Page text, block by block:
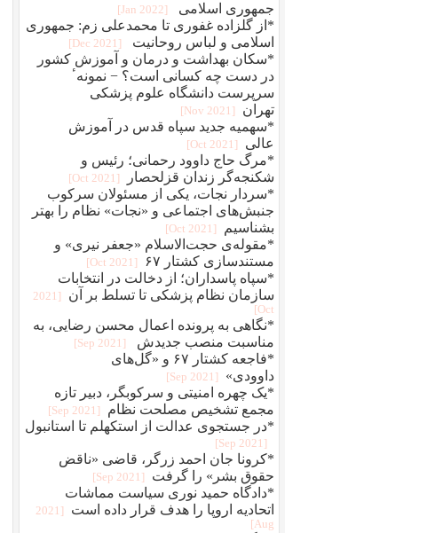
جمهوری اسلامی
[2022 Jan]
*از گلزاده غفوری تا محمدعلی زم: جمهوری
اسلامی و لباس روحانیت
[2021 Dec]
*سکان بهداشت و درمان و آموزش کشور
در دست چه کسانی است؟ − نمونهٴ
سرپرست دانشگاه علوم پزشکی
تهران
[2021 Nov]
*سهمیه جدید سپاه قدس در آموزش
عالی
[2021 Oct]
*مرگ حاج داوود رحمانی؛ رئیس و
شکنجه‌گر زندان قزلحصار
[2021 Oct]
*سردار نجات، یکی از مسئولان سرکوب
جنبش‌های اجتماعی و «نجات» نظام را بهتر
بشناسیم
[2021 Oct]
*مقوله‌ی حجت‌الاسلام «جعفر نیری» و
مستند‌سازی کشتار ۶۷
[2021 Oct]
*سپاه پاسداران؛ از دخالت در انتخابات
سازمان نظام پزشکی تا تسلط بر آن
[2021
Oct]
*نگاهی به پرونده اعمال محسن رضایی، به
مناسبت منصب جدیدش
[2021 Sep]
*فاجعه کشتار ۶۷ و «گل‌های
داوودی»
[2021 Sep]
*یک چهره‌‌ امنیتی و سرکوبگر، دبیر تازه
مجمع تشخیص مصلحت نظام
[2021 Sep]
*در جستجوی عدالت از استکهلم تا استانبول
[2021 Sep]
*کرونا جان احمد زرگر، قاضی «ناقض
حقوق بشر» را گرفت
[2021 Sep]
*دادگاه حمید نوری سیاست مماشات
اتحادیه اروپا را هدف قرار داده است
[2021
Aug]